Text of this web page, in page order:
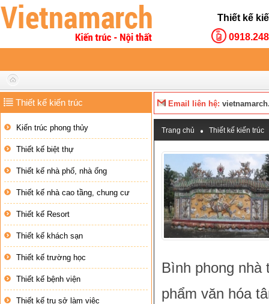
Thiết kế
Thiết kế kiến trúc
Kiến trúc phong thủy
Thiết kế biệt thự
Thiết kế nhà phố, nhà ống
Thiết kế nhà cao tầng, chung cư
Thiết kế Resort
Thiết kế khách sạn
Thiết kế trường học
Thiết kế bệnh viện
Thiết kế trụ sở làm việc
Email liên hệ:
Trang chủ Thiết kế kiến trúc
Bình phong nhà
phẩm văn hóa